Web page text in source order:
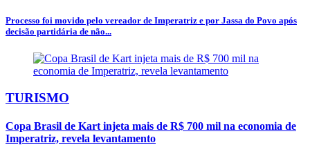
Processo foi movido pelo vereador de Imperatriz e por Jassa do Povo após
decisão partidária de não...
TURISMO
Copa Brasil de Kart injeta mais de R$ 700 mil na economia de
Imperatriz, revela levantamento